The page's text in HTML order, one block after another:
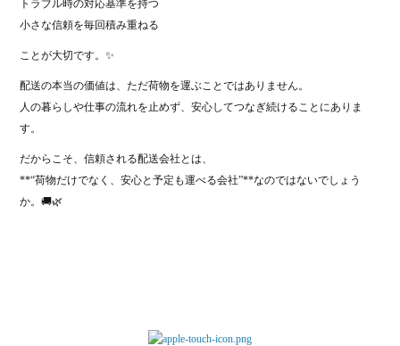
トラブル時の対応基準を持つ
小さな信頼を毎回積み重ねる
ことが大切です。✨
配送の本当の価値は、ただ荷物を運ぶことではありません。
人の暮らしや仕事の流れを止めず、安心してつなぎ続けることにありま
す。
だからこそ、信頼される配送会社とは、
**“荷物だけでなく、安心と予定も運べる会社”**なのではないでしょう
か。🚚🌿